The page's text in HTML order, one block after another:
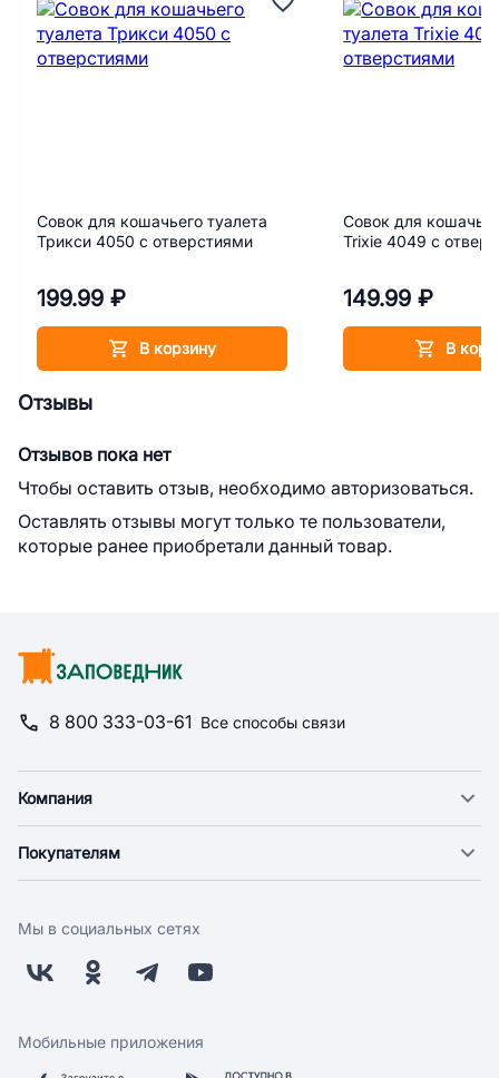
Совок для кошачьего туалета
Трикси 4050 с отверстиями
199.99 ₽
В корзину
Совок для
Trixie 4049 с
149.99 ₽
В
Отзывы
Отзывов пока нет
Чтобы оставить отзыв, необходимо авторизоваться.
Оставлять отзывы могут только те пользователи,
которые ранее приобретали данный товар.
8 800 333-03-61 Все способы связи
Компания
Новости
Поставщикам
Заводчикам
Обратная связь
Покупателям
Оплата
Бонусная программа
Скидки и акции
Мы в социальных сетях
Мобильные приложения